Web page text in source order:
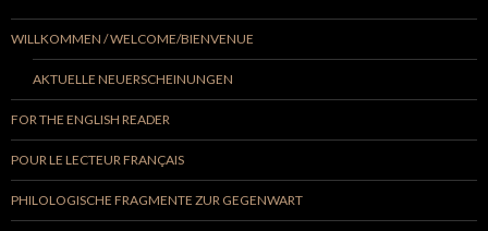
WILLKOMMEN / WELCOME/BIENVENUE
AKTUELLE NEUERSCHEINUNGEN
FOR THE ENGLISH READER
POUR LE LECTEUR FRANÇAIS
PHILOLOGISCHE FRAGMENTE ZUR GEGENWART